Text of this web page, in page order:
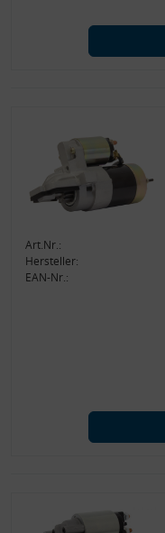
Art.Nr.:
Hersteller:
EAN-Nr.: